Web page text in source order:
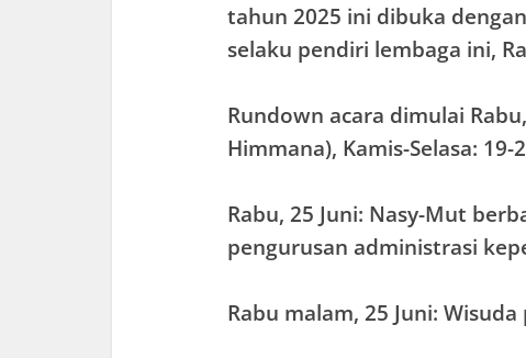
tahun 2025 ini dibuka
selaku pendiri lembaga ini,
Rundown acara dimulai
Himmana), Kamis-Selasa:
Rabu, 25 Juni: Nasy-Mut
pengurusan administrasi
Rabu malam, 25 Juni: